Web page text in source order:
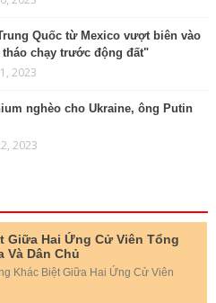
Quốc từ Mexico vượt biên vào
chạy trước động đất"
2023
nghèo cho Ukraine, ông Putin
2023
Giữa Hai Ứng Cử Viên Tổng
Và Dân Chủ
Khác Biệt Giữa Hai Ứng Cử Viên